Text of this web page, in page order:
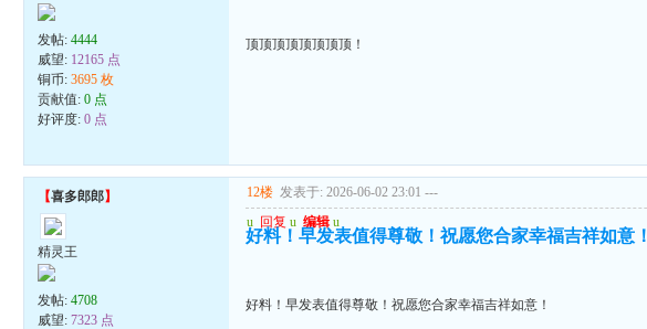
发帖:4444
威望: 12165 点
铜币:3695 枚
贡献值:0 点
好评度:0 点
顶顶顶顶顶顶顶顶！
【喜多郎郎】
精灵王
发帖:4708
威望:7323 点
12楼 发表于: 2026-06-02 23:01 ---
u 回复 u 编辑 u
好料！早发表值得尊敬！祝愿您合家幸福吉祥如意！
好料！早发表值得尊敬！祝愿您合家幸福吉祥如意！